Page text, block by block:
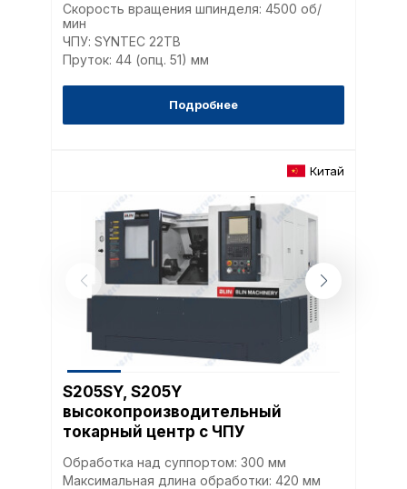
Скорость вращения шпинделя: 4500 об/
мин
ЧПУ: SYNTEC 22TB
Пруток: 44 (опц. 51) мм
Подробнее
Китай
S205SY, S205Y
высокопроизводительный
токарный центр с ЧПУ
Обработка над суппортом: 300 мм
Максимальная длина обработки: 420 мм